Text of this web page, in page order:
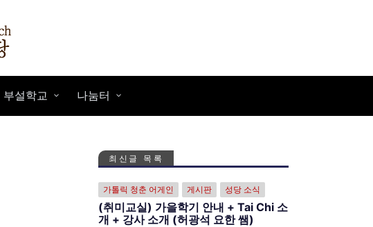
부설학교 나눔터
최신글 목록
가톨릭 청춘 어게인 게시판 성당 소식
(취미교실) 가을학기 안내 + Tai Chi 소
개 + 강사 소개 (허광석 요한 쌤)